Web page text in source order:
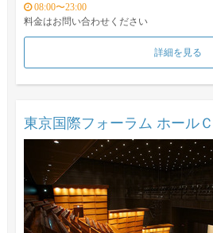
08:00〜23:00
料金はお問い合わせください
詳細を見る
東京国際フォーラム ホール